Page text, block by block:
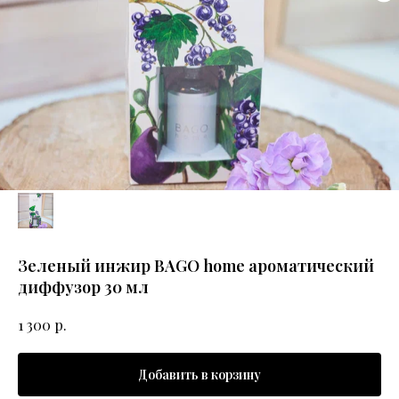
Зеленый инжир BAGO home ароматический
диффузор 30 мл
1 300 р.
Добавить в корзину